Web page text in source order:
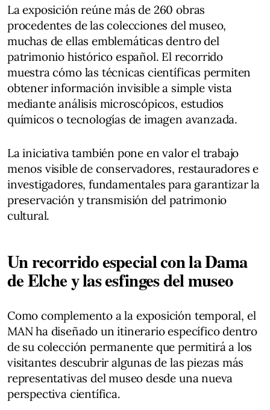
La exposición reúne más de 260 obras
procedentes de las colecciones del museo,
muchas de ellas emblemáticas dentro del
patrimonio histórico español. El recorrido
muestra cómo las técnicas científicas permiten
obtener información invisible a simple vista
mediante análisis microscópicos, estudios
químicos o tecnologías de imagen avanzada.
La iniciativa también pone en valor el trabajo
menos visible de conservadores, restauradores e
investigadores, fundamentales para garantizar la
preservación y transmisión del patrimonio
cultural.
Un recorrido especial con la Dama
de Elche y las esfinges del museo
Como complemento a la exposición temporal, el
MAN ha diseñado un itinerario específico dentro
de su colección permanente que permitirá a los
visitantes descubrir algunas de las piezas más
representativas del museo desde una nueva
perspectiva científica.